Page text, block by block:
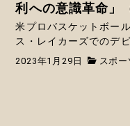
利への意識革命」
米プロバスケットボー
ス・レイカーズでのデ
2023年1月29日 スポ